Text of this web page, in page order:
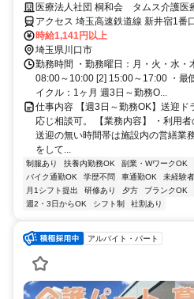
勤務も可能。
医療法人社団 桐和会 タムス介護医
アクセス 埼玉高速鉄道線 新井宿1番
時給1,141円以上
埼玉県川口市
勤務時間 ・勤務曜日：月・火・水・
08:00～10:00 [2] 15:00～17:00 ・最
イクル：1ヶ月 週3日～勤務O...
仕事内容 【週3日～勤務OK】送迎ド
応じ相談可。 【業務内容】 ・利用
送迎の無い時間帯は施設内の営繕業
をして...
制服あり 扶養内勤務OK 副業・WワークOK
バイク通勤OK
学歴不問 車通勤OK 未経験
月1シフト提出
研修あり 夕方 ブランクOK
週2・3日からOK
シフト制 社割あり
アルバイト・パート